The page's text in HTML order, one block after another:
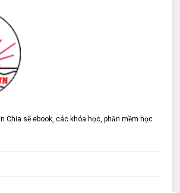
Chia sẽ ebook, các khóa học, phần mềm học